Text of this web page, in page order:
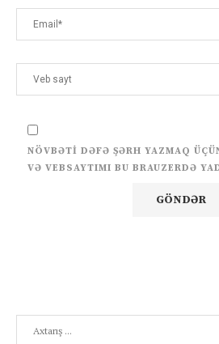
NÖVBƏTI DƏFƏ ŞƏRH YAZMAQ
VƏ VEBSAYTIMI BU BRAUZERDƏ